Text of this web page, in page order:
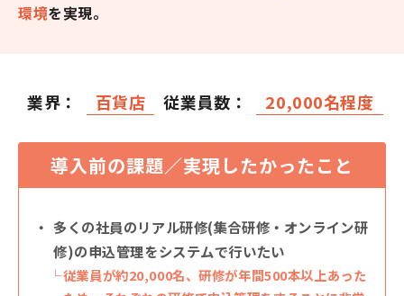
環境を実現。
業界： 百貨店 従業員数： 20,000名程度
導入前の課題／実現したかったこと
多くの社員のリアル研修(集合研修・オンライン研
修)の申込管理をシステムで行いたい
従業員が約20,000名、研修が年間500本以上あった